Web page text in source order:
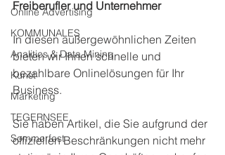
Online Advertising
KOMMUNALES
Analitics & Data Mining
Kunst
Marketing
TEGERNSEE
Sommerfest
Freiberufler und Unternehmer
In diesen außergewöhnlichen Zeiten
bieten wir Ihnen schnelle und
bezahlbare Onlinelösungen für Ihr
Business.
Sie haben Artikel, die Sie aufgrund der
offiziellen Beschränkungen nicht mehr